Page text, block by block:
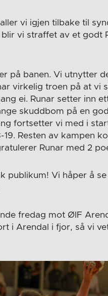
vi igjen tilbake til
vi straffet av et godt
på banen. Vi utnytter
virkelig troen på at vi
ei. Runar setter inn
skuddbom på en
fortsetter vi med i
Resten av kampen
Runar med 2
publikum! Vi håper å
fredag mot ØIF
i Arendal i fjor, så vi